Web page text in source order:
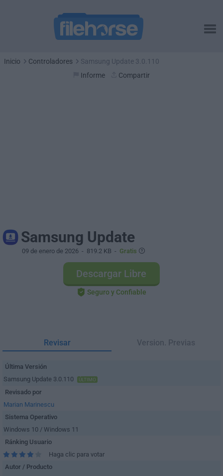
Inicio Controladores
Samsung Update 3.0.110
Informe
Compartir
Samsung Update
09 de enero de 2026 - 819.2 KB - Gratis
Descargar Libre
Seguro y Confiable
Revisar Version. Previas
Última Versión
Samsung Update 3.0.110
ÚLTIMO
Revisado por
Marian Marinescu
Sistema Operativo
Windows 10 / Windows 11
Ránking Usuario
Haga clic para votar
Autor / Producto